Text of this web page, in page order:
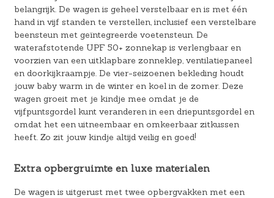
belangrijk. De wagen is geheel verstelbaar en is met één
hand in vijf standen te verstellen, inclusief een verstelbare
beensteun met geïntegreerde voetensteun. De
waterafstotende UPF 50+ zonnekap is verlengbaar en
voorzien van een uitklapbare zonneklep, ventilatiepaneel
en doorkijkraampje. De vier-seizoenen bekleding houdt
jouw baby warm in de winter en koel in de zomer. Deze
wagen groeit met je kindje mee omdat je de
vijfpuntsgordel kunt veranderen in een driepuntsgordel en
omdat het een uitneembaar en omkeerbaar zitkussen
heeft. Zo zit jouw kindje altijd veilig en goed!
Extra opbergruimte en luxe materialen
De wagen is uitgerust met twee opbergvakken met een